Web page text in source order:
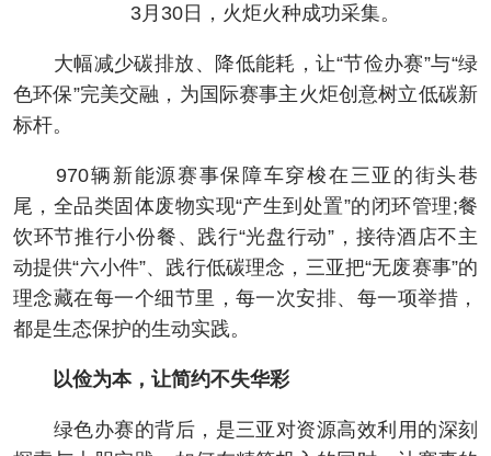
3月30日，火炬火种成功采集。
大幅减少碳排放、降低能耗，让“节俭办赛”与“绿
色环保”完美交融，为国际赛事主火炬创意树立低碳新
标杆。
970辆新能源赛事保障车穿梭在三亚的街头巷
尾，全品类固体废物实现“产生到处置”的闭环管理;餐
饮环节推行小份餐、践行“光盘行动”，接待酒店不主
动提供“六小件”、践行低碳理念，三亚把“无废赛事”的
理念藏在每一个细节里，每一次安排、每一项举措，
都是生态保护的生动实践。
以俭为本，让简约不失华彩
绿色办赛的背后，是三亚对资源高效利用的深刻